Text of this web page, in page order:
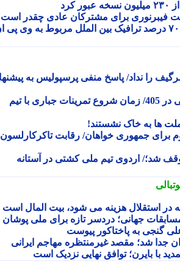
برای مشترکان عادی چقدر است؟
ارتباطات:۶۰ تا ۷۰ درصد ترافیک بین الملل مربوط به وی پی ان
را نداد/ پاسخ منفی پرسپولیس به پیشنهاد
دومین استارت مجتبی در 405/ زمان شروع تمرینات جباری با تیم
به خاک نشستند!
جمهوری خواهان/ رقابت تاکرکارلسون با
اردوی تیم ملی کشتی در آستانه
استقلال هزینه می شود، بیت المال است
جهانی؛ دردسر تازه برای ملی پوشان
به پاختاکور پیوست
شد؛ مقصد غیرمنتظره مهاجم ایرانی
بایرن؛ توافق نهایی نزدیک است